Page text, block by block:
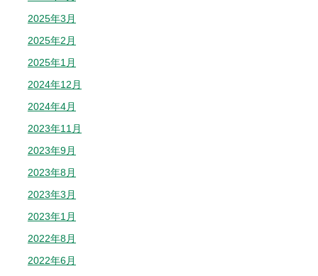
2025年3月
2025年2月
2025年1月
2024年12月
2024年4月
2023年11月
2023年9月
2023年8月
2023年3月
2023年1月
2022年8月
2022年6月